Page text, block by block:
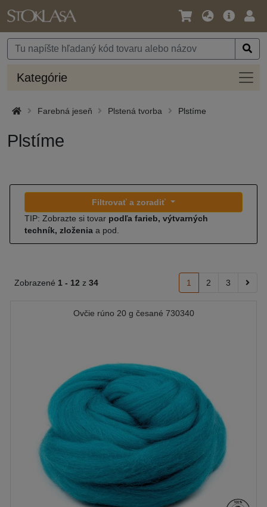
Jazyk
Mena
Hlavná
Kategórie
Farebná jeseň Plstená tvorba Plstíme
Plstíme
Filtrovať a zoradiť
TIP: Zobrazte si tovar podľa farieb, výtvarných
techník, zloženia a pod.
Zobrazené 1 - 12 z 34 1 2 3
Ovčie rúno 20 g česané 730340